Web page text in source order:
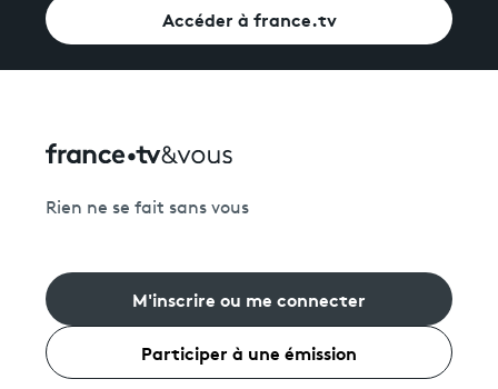
Accéder à france.tv
Rien ne se fait sans vous
M'inscrire ou me connecter
Participer à une émission